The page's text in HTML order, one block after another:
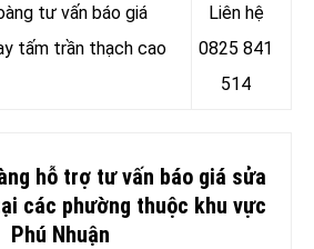
tư vấn báo giá
tấm trần thạch cao
Liên hệ
0825 841
514
hỗ trợ tư vấn báo giá sửa
các phường thuộc khu vực
Phú Nhuận